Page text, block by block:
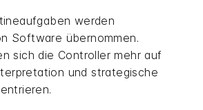
werden
Software übernommen.
sich die Controller mehr auf
und strategische